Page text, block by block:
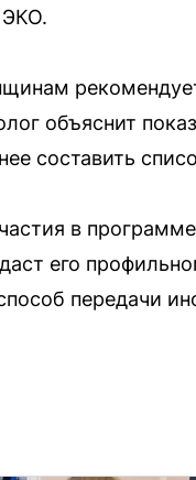
ЭКО.
объяснит
составить
в
его
передачи